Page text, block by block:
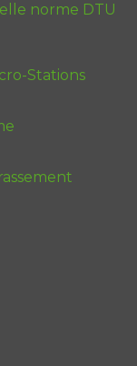
norme DTU
Stations